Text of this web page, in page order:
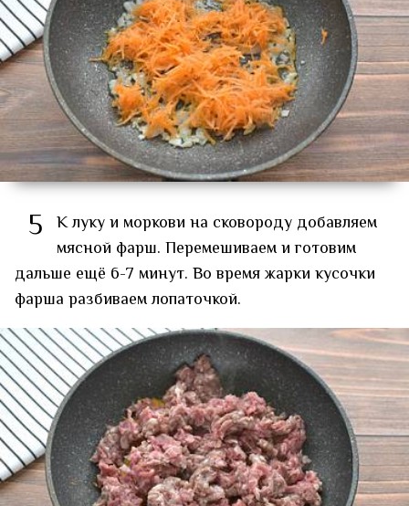
5 К луку и моркови на сковороду добавляем
мясной фарш. Перемешиваем и готовим
дальше ещё 6-7 минут. Во время жарки кусочки
фарша разбиваем лопаточкой.